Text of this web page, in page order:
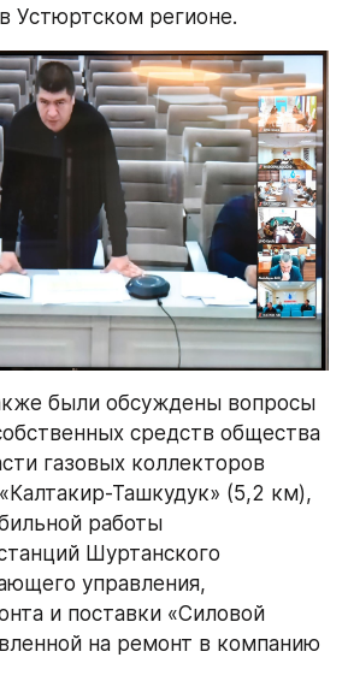
Устюртском регионе.
были обсуждены вопросы
средств общества
газовых коллекторов
Ташкудук» (5,2 км),
работы
Шуртанского
управления,
и поставки «Силовой
на ремонт в компанию